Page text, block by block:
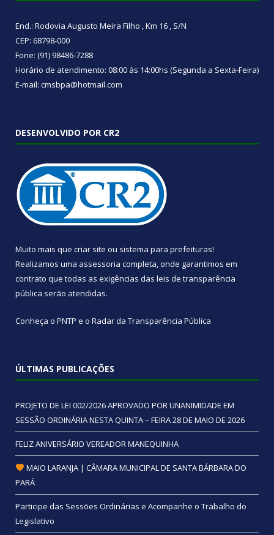
End.: Rodovia Augusto Meira Filho , Km 16 , S/N
CEP: 68798-000
Fone: (91) 98486-7288
Horário de atendimento: 08:00 às 14:00hs (Segunda a Sexta-Feira)
E-mail: cmsbpa@hotmail.com
DESENVOLVIDO POR CR2
Muito mais que criar site ou sistema para prefeituras!
Realizamos uma assessoria completa, onde garantimos em
contrato que todas as exigências das leis de transparência
pública serão atendidas.
Conheça o PNTP e o Radar da Transparência Pública
ÚLTIMAS PUBLICAÇÕES
PROJETO DE LEI 002/2026 APROVADO POR UNANIMIDADE EM
SESSÃO ORDINÁRIA NESTA QUINTA – FEIRA 28 DE MAIO DE 2026
FELIZ ANIVERSÁRIO VEREADOR MANEQUINHA
MAIO LARANJA | CÂMARA MUNICIPAL DE SANTA BÁRBARA DO
PARÁ
Participe das Sessões Ordinárias e Acompanhe o Trabalho do
Legislativo